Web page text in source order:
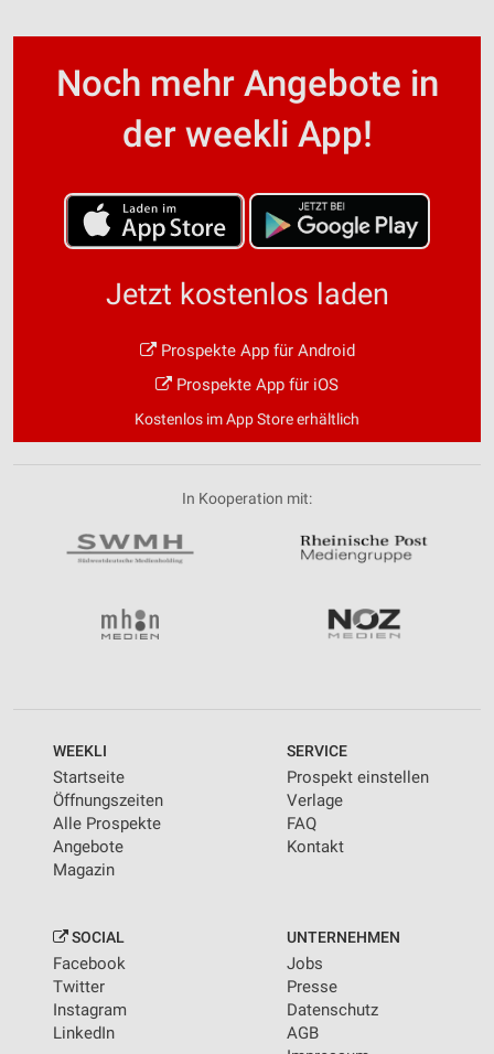
Noch mehr Angebote in
der weekli App!
Jetzt kostenlos laden
Prospekte App für Android
Prospekte App für iOS
Kostenlos im App Store erhältlich
In Kooperation mit:
WEEKLI
Startseite
Öffnungszeiten
Alle Prospekte
Angebote
Magazin
SERVICE
Prospekt einstellen
Verlage
FAQ
Kontakt
SOCIAL
Facebook
Twitter
Instagram
LinkedIn
UNTERNEHMEN
Jobs
Presse
Datenschutz
AGB